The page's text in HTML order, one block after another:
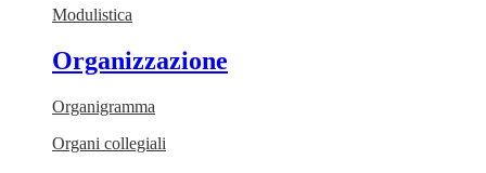
Modulistica
Organizzazione
Organigramma
Organi collegiali